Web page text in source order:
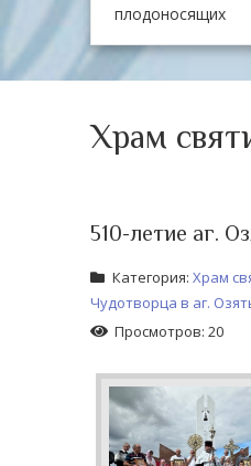
плодоносящих
Храм
510-летие аг.
Категория:Храм
Чудотворца в аг.
Просмотров: 20